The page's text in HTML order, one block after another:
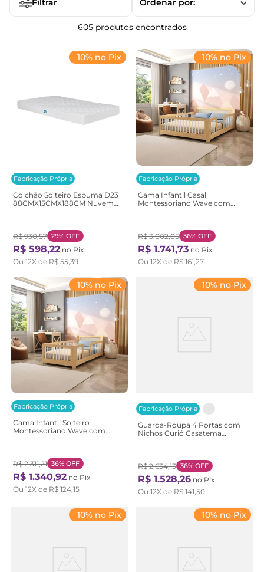
Filtrar Ordenar por
605 produtos
Fabricação Própria
10% no Pix
Colchão Solteiro Espuma D23
88CMX15CMX188CM Nuvem
R$ 930,57 29% OFF
R$ 598,22 no Pix
Ou 12X de R$ 55,39
Fabricação Própria
10% no Pix
Cama Infantil Casal
Montessoriano Wave com
Natural/Branco
R$ 3.002,05 36% OFF
R$ 1.741,73 no Pix
Ou 12X de R$ 161,27
Fabricação Própria
10% no Pix
Cama Infantil Solteiro
Montessoriano Wave com
Natural/Branco
R$ 2.311,21 36% OFF
R$ 1.340,92 no Pix
Ou 12X de R$ 124,15
Fabricação Própria
10% no Pix
Guarda-Roupa 4 Portas com
Nichos Curió Casatema
R$ 2.634,13 36% OFF
R$ 1.528,26 no Pix
Ou 12X de R$ 141,50
10% no Pix 10% no Pix